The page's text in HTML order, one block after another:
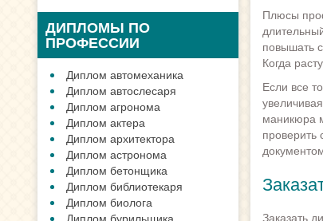
ДИПЛОМЫ ПО
ПРОФЕССИИ
Диплом автомеханика
Диплом автослесаря
Диплом агронома
Диплом актера
Диплом архитектора
Диплом астронома
Диплом бетонщика
Диплом библиотекаря
Диплом биолога
Диплом бурильщика
Плюсы
повышать
Когда
Если все
маникюра
проверить
Заказать